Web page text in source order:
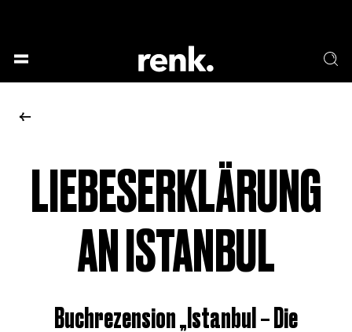
BÜHNE & SCHAUSPIEL
KEINE AUSWAHL
LIEBESERKLÄRUNG
AN ISTANBUL
Buchrezension „Istanbul – Die